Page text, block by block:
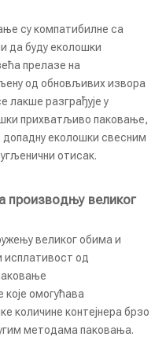
су компатибилне са
да буду еколошки
прелазе на
од обновљивих извора
лакше разграђује у
прихватљиво паковање,
допадну еколошки свесним
отисак.
производњу великог
великог обима и
исплативост од
омогућава
количине контејнера брзо
методама паковања.
КРЗК-160 Вакум машина за паковање у врећама за ефикасно очување хране